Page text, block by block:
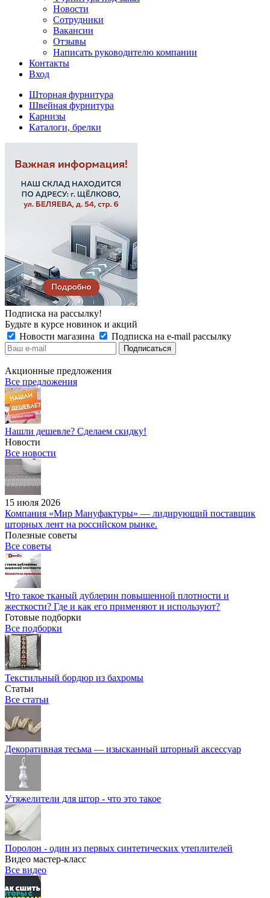
Новости
Сотрудники
Вакансии
Отзывы
Написать руководителю компании
Контакты
Вход
Шторная фурнитура
Швейная фурнитура
Карнизы
Каталоги, брелки
Подписка на рассылку!
Будьте в курсе новинок и акций
Новости магазина
Подписка на e-mail рассылку
Акционные предложения
Все предложения
Нашли дешевле? Сделаем скидку!
Новости
Все новости
15 июля 2026
Компания «Мир Мануфактуры» — лидирующий поставщик
шторных лент на российском рынке.
Полезные советы
Все советы
Что такое тканый дублерин повышенной плотности и
жесткости? Где и как его применяют и используют?
Готовые подборки
Все подборки
Текстильный бордюр из бахромы
Статьи
Все статьи
Декоративная тесьма — изысканный шторный аксессуар
Утяжелители для штор - что это такое
Поролон - один из первых синтетических утеплителей
Видео мастер-класс
Все видео